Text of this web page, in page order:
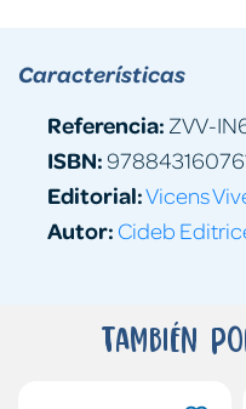
Características
Referencia: ZVV-
ISBN:
Editorial:Vicens
Autor: Cideb
También